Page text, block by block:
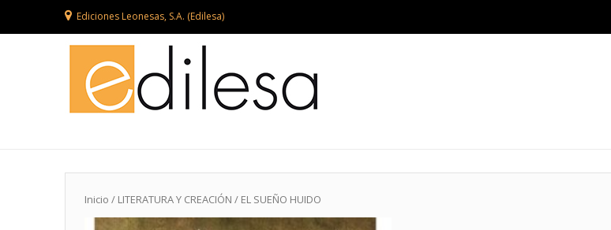
Ediciones Leonesas, S.A. (Edilesa)
Inicio / LITERATURA Y CREACIÓN / EL SUEÑO HUIDO